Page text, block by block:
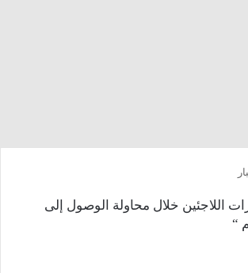
اللاجئين خلال محاولة الوصول إلى
“